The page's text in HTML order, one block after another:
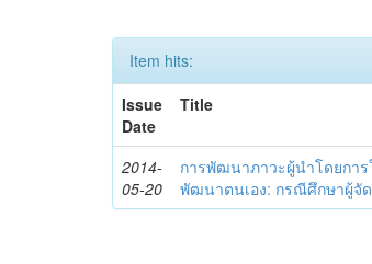
Item hits:
Issue
Date
Title
2014-
05-20
การพัฒนาภาวะผู้นำโดยกา
พัฒนาตนเอง: กรณีศึกษาผู้จั